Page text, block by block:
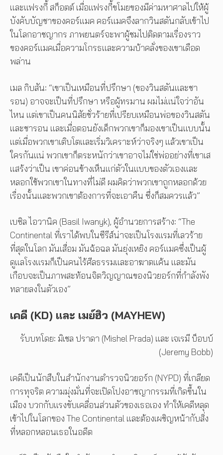
และแฟรงกี้ สก็อตต์ เมื่อแฟรงกี้ขโมยของมีค่ามหาศาลไปให้ผู้
บังคับบัญชาของคอร์แมค คอร์แมคจึงลากวินสตันกลับเข้าไป
ในโลกอาชญากร ภาพยนตร์จะพาผู้ชมไปติดตามเรื่องราว
ของคอร์แมคเมื่อความโกรธและความบ้าคลั่งของเขาเดือด
พล่าน
เมล กิบสัน: “เขาเป็นเหมือนที่ปรึกษา (ของวินสตันและชา
รอน) อาจจะเป็นที่ปรึกษา หรือผู้ทรมาน ผมไม่แน่ใจว่าอัน
ไหน แต่เขาเป็นคนนิสัยชั่วร้ายที่เปรียบเหมือนพ่อของวินสตัน
และชารอน และเมื่อตอนยังเด็กพวกเขาก็มองเขาเป็นแบบนั้น
แต่เมื่อพวกเขาเติบโตและเริ่มวิเคราะห์ว่าจริงๆ แล้วเขาเป็น
ใครกันแน่ พวกเขาก็ตระหนักว่าเขาอาจไม่ใช่พ่ออย่างที่เขาเส
แสร้งว่าเป็น เขาค่อนข้างเห็นแก่ตัวในแบบของตัวเองและ
หลอกใช้พวกเขาในทางที่ไม่ดี ผมคิดว่าพวกเขาถูกหลอกด้วย
เรื่องนั้นและพวกเขาต้องการที่จะเอาคืน ซึ่งก็สมควรแล้ว”
เบซิล ไอวานิค (Basil Iwanyk), ผู้อำนวยการสร้าง: “The
Continental ที่เราได้พบในซีรีส์น่าจะเป็นโรงแรมที่เลวร้าย
ที่สุดในโลก มันเสื่อม มันฉ้อฉล มันยุ่งเหยิง คอร์แมคซึ่งเป็นผู้
ดูแลโรงแรมก็เป็นคนไร้ศีลธรรมและอาฆาตแค้น และมัน
เกือบจะเป็นภาพสะท้อนจิตวิญญาณของนิวยอร์กที่กำลังพัง
ทลายลงในตัวเอง”
เคดี (KD) และ เมย์ฮิว (MAYHEW)
รับบทโดย: มิเชล ปราดา (Mishel Prada) และ เจเรมี บ็อบบ์
(Jeremy Bobb)
เคดีเป็นนักสืบในสำนักงานตำรวจนิวยอร์ก (NYPD) ที่เกลียด
การทุจริต ความมุ่งมั่นที่จะเปิดโปงอาชญากรรมที่เกิดขึ้นใน
เมือง บวกกับแรงขับเคลื่อนส่วนตัวของเธอเอง ทำให้เคดีหลุด
เข้าไปในโลกของ The Continental และต้องเผชิญหน้ากับสิ่ง
ที่หลอกหลอนเธอในอดีต